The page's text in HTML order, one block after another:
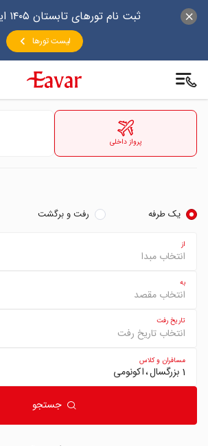
ثبت نام تورهای تابستان ۱۴۰۵ ایوار آغاز شد
لیست تورها
پرواز داخلی
یک طرفه رفت و برگشت
از
به
تاریخ رفت
انتخاب تاریخ رفت
مسافران و کلاس
1 بزرگسال
اکونومی
جستجو